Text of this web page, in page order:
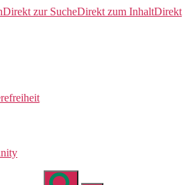
Direkt zur SucheDirekt zum InhaltDirekt